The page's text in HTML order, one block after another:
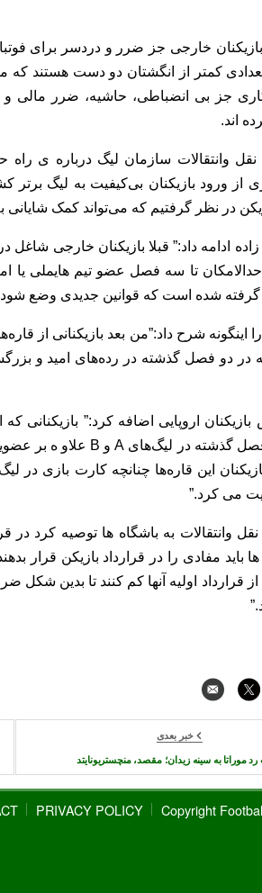
خارجی جز ضرر و دردسر برای
تعدادی کمتر از انگشتان دو دست هستند که
جز بی انضباطی، حاشیه، ضرر مالی و
اند.
وانتقالات سازمان لیگ درباره ی
از ورود بازیکنان بی‌کیفیت به لیگ برتر
در نظر گرفتیم که می‌تواند کمک شایانی
ادامه داد:” قبلا بازیکنان خارجی شاغل
حدالامکان تا سه فصل عضو تیم هایملی یا
گرفته شده است که قوانین جدیدی وضع
را اینگونه شرح داد:”من بعد بازیکنانی از
در دو فصل گذشته در رده‌های امید و
اروپایی اضافه کرد:” بازیکنانی
می کرد.”
وانتقالات به باشگاه ها توصیه کرد در
ها باید مفادی را در قرارداد بازیکن قرار
از قرارداد اولیه آنها کم کنند تا بدین
خبر بعدی
موراتا به سینه زیدان؛ مقصد، منچستریونایتد
PRIVACY POLICY